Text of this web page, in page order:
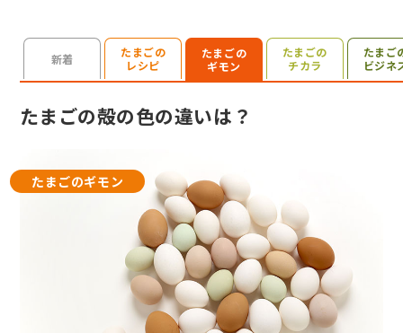
新着
たまごの
レシピ
たまごの
ギモン
たまごの
チカラ
たまご
ビジネ
検索を開く
たまごの殻の色の違いは？
たまごのギモン